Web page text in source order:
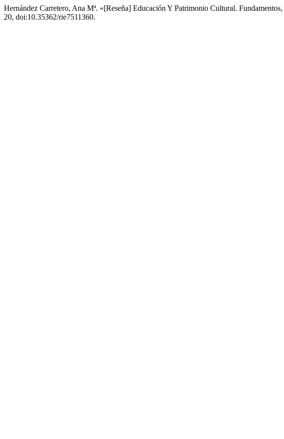
Hernández Carretero, Ana Mª. «[Reseña] Educación Y Patrimonio Cultural.
20, doi:10.35362/rie7511360.